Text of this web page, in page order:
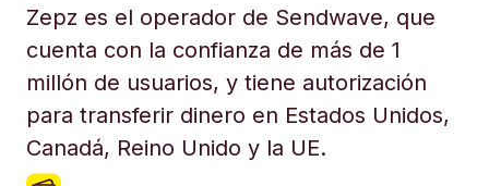
Zepz es el operador de Sendwave, que
cuenta con la confianza de más de 1
millón de usuarios, y tiene autorización
para transferir dinero en Estados Unidos,
Canadá, Reino Unido y la UE.